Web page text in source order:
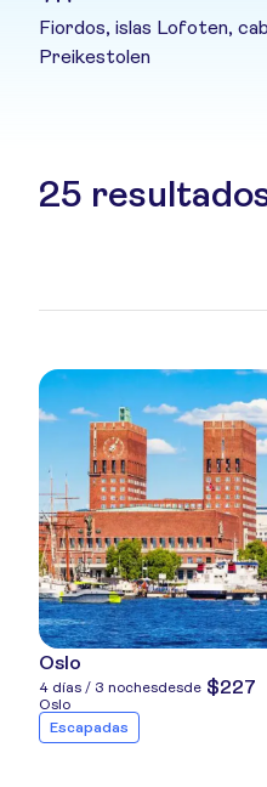
Fiordos, islas Lofoten,
Preikestolen
25
Oslo
4 días / 3 nochesdesde $227
Oslo
Escapadas